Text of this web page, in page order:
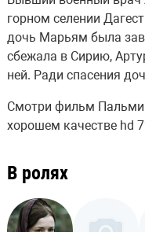
горном селении
дочь Марьям была
сбежала в Сирию,
ней. Ради спасения
Смотри фильм
хорошем качестве hd
В ролях